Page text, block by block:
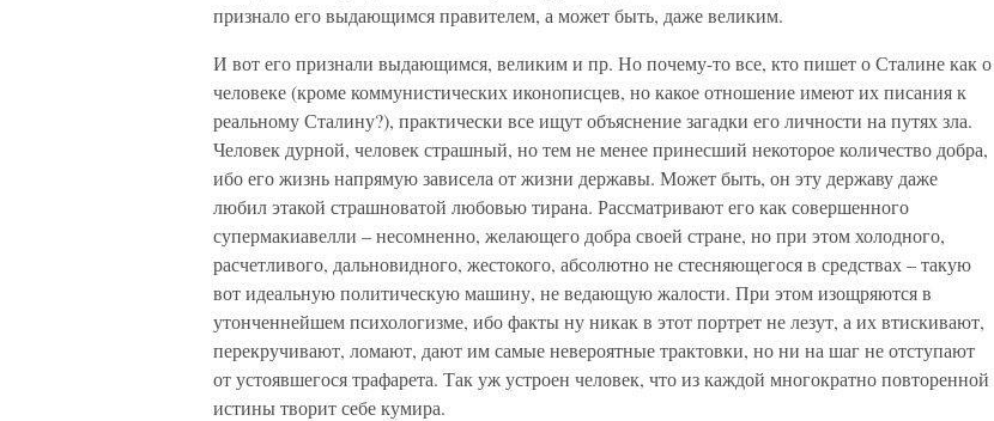
признало его выдающимся правителем, а может быть, даже великим.
И вот его признали выдающимся, великим и пр. Но почему-то все, кто пишет о Сталине как о
человеке (кроме коммунистических иконописцев, но какое отношение имеют их писания к
реальному Сталину?), практически все ищут объяснение загадки его личности на путях зла.
Человек дурной, человек страшный, но тем не менее принесший некоторое количество добра,
ибо его жизнь напрямую зависела от жизни державы. Может быть, он эту державу даже
любил этакой страшноватой любовью тирана. Рассматривают его как совершенного
супермакиавелли – несомненно, желающего добра своей стране, но при этом холодного,
расчетливого, дальновидного, жестокого, абсолютно не стесняющегося в средствах – такую
вот идеальную политическую машину, не ведающую жалости. При этом изощряются в
утонченнейшем психологизме, ибо факты ну никак в этот портрет не лезут, а их втискивают,
перекручивают, ломают, дают им самые невероятные трактовки, но ни на шаг не отступают
от устоявшегося трафарета. Так уж устроен человек, что из каждой многократно повторенной
истины творит себе кумира.